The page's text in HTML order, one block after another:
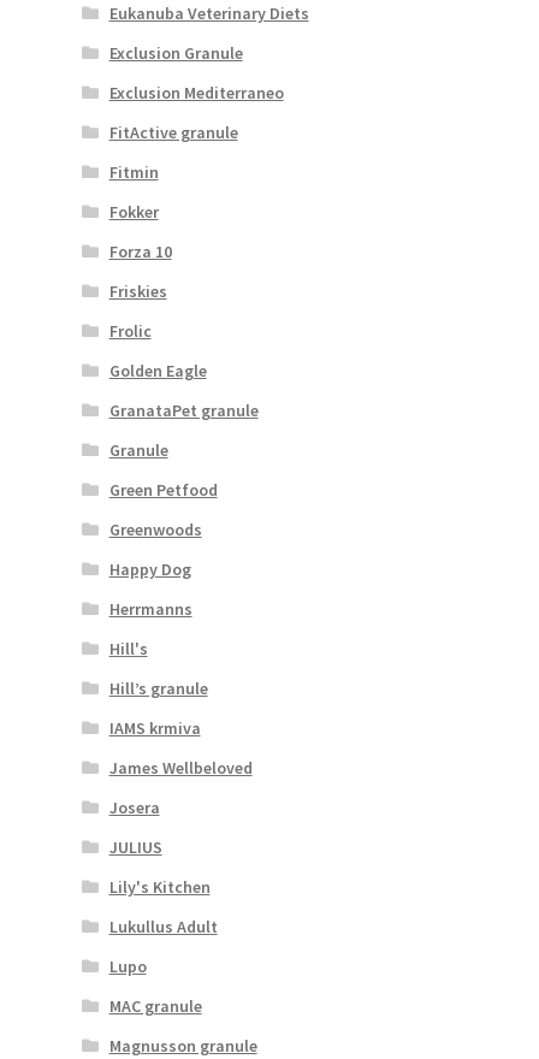
Eukanuba Veterinary Diets
Exclusion Granule
Exclusion Mediterraneo
FitActive granule
Fitmin
Fokker
Forza 10
Friskies
Frolic
Golden Eagle
GranataPet granule
Granule
Green Petfood
Greenwoods
Happy Dog
Herrmanns
Hill's
Hill’s granule
IAMS krmiva
James Wellbeloved
Josera
JULIUS
Lily's Kitchen
Lukullus Adult
Lupo
MAC granule
Magnusson granule